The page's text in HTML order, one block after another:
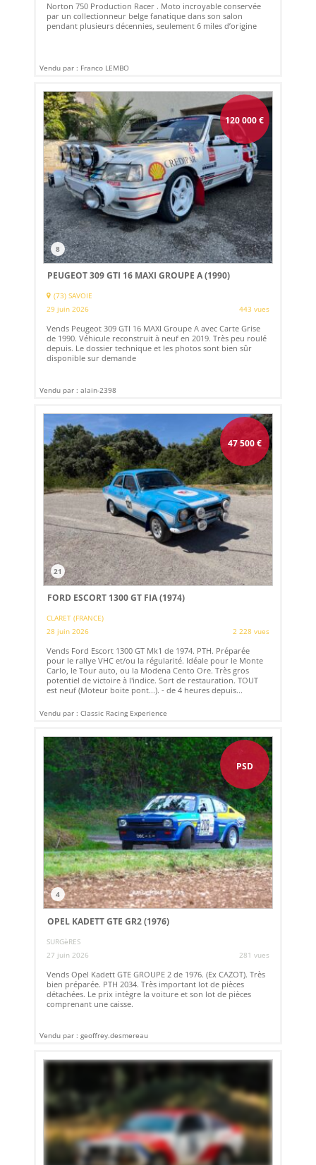
Norton 750 Production Racer . Moto incroyable conservée
par un collectionneur belge fanatique dans son salon
pendant plusieurs décennies, seulement 6 miles d’origine
Vendu par : Franco LEMBO
120 000€
8
PEUGEOT 309 GTI 16 MAXI GROUPE A (1990)
(73) SAVOIE
29 juin 2026
443 vues
Vends Peugeot 309 GTI 16 MAXI Groupe A avec Carte Grise
de 1990. Véhicule reconstruit à neuf en 2019. Très peu roulé
depuis. Le dossier technique et les photos sont bien sûr
disponible sur demande
Vendu par : alain-2398
47 500€
21
FORD ESCORT 1300 GT FIA (1974)
CLARET (FRANCE)
28 juin 2026
2 228 vues
Vends Ford Escort 1300 GT Mk1 de 1974. PTH. Préparée
pour le rallye VHC et/ou la régularité. Idéale pour le Monte
Carlo, le Tour auto, ou la Modena Cento Ore. Très gros
potentiel de victoire à l'indice. Sort de restauration. TOUT
est neuf (Moteur boite pont...). - de 4 heures depuis...
Vendu par : Classic Racing Experience
PSD
4
OPEL KADETT GTE GR2 (1976)
SURGèRES
27 juin 2026
281 vues
Vends Opel Kadett GTE GROUPE 2 de 1976. (Ex CAZOT). Très
bien préparée. PTH 2034. Très important lot de pièces
détachées. Le prix intègre la voiture et son lot de pièces
comprenant une caisse.
Vendu par : geoffrey.desmereau